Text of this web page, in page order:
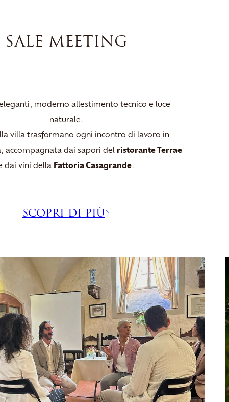
SALE MEETING
moderno allestimento tecnico e luce
naturale.
villa trasformano ogni incontro di lavoro in
accompagnata dai sapori del ristorante Terrae
dai vini della Fattoria Casagrande.
SCOPRI DI PIÙ